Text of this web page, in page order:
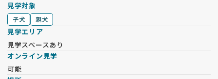
見学対象
子犬 親犬
見学エリア
見学スペースあり
オンライン見学
可能